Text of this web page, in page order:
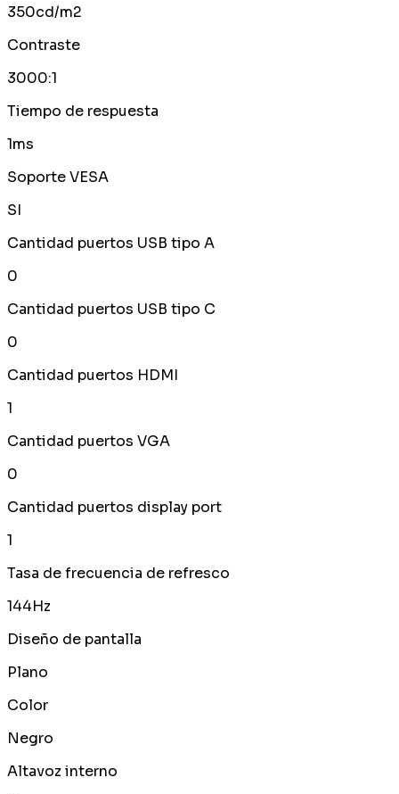
350cd/m2
Contraste
3000:1
Tiempo de respuesta
1ms
Soporte VESA
SI
Cantidad puertos USB tipo A
0
Cantidad puertos USB tipo C
0
Cantidad puertos HDMI
1
Cantidad puertos VGA
0
Cantidad puertos display port
1
Tasa de frecuencia de refresco
144Hz
Diseño de pantalla
Plano
Color
Negro
Altavoz interno